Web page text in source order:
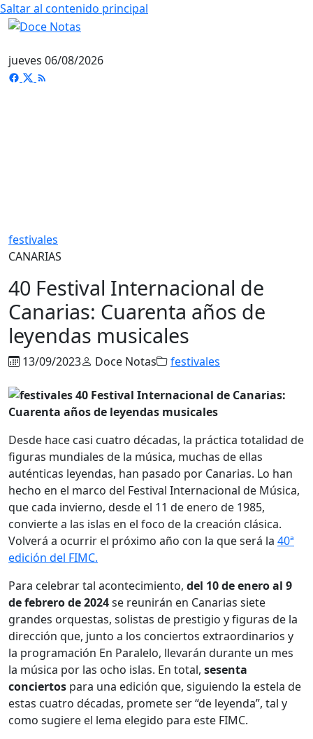
Saltar al contenido principal
jueves 06/08/2026
festivales
CANARIAS
40 Festival Internacional de
Canarias: Cuarenta años de
leyendas musicales
13/09/2023 Doce Notas festivales
Desde hace casi cuatro décadas, la práctica totalidad de
figuras mundiales de la música, muchas de ellas
auténticas leyendas, han pasado por Canarias. Lo han
hecho en el marco del Festival Internacional de Música,
que cada invierno, desde el 11 de enero de 1985,
convierte a las islas en el foco de la creación clásica.
Volverá a ocurrir el próximo año con la que será la 40ª
edición del FIMC.
Para celebrar tal acontecimiento, del 10 de enero al 9
de febrero de 2024se reunirán en Canarias siete
grandes orquestas, solistas de prestigio y figuras de la
dirección que, junto a los conciertos extraordinarios y
la programación En Paralelo, llevarán durante un mes
la música por las ocho islas. En total, sesenta
conciertos para una edición que, siguiendo la estela de
estas cuatro décadas, promete ser “de leyenda”, tal y
como sugiere el lema elegido para este FIMC.